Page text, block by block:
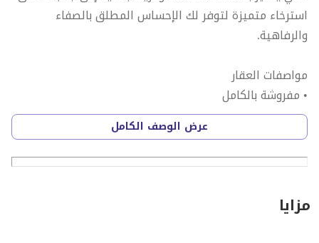
استرخاء متميزة لتوفر لك الإحساس المطلق بالصفاء
والرفاهية.
مواصفات العقار
• مفروشة بالكامل
• صالة جلوس مفتوحة ومنطقة تناول طعام
• حمام مشترك
• مطبخ مفتوح
وسائل الراحة
عرض الوصف الكامل
مزايا